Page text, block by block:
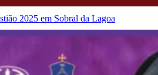
2025 em Sobral da Lagoa